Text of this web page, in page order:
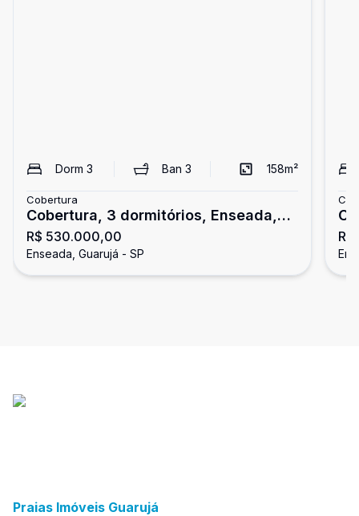
Dorm 3 Ban3 158m²
Cobertura
Cobertura, 3 dormitórios, Enseada,
Guarujá
R$ 530.000,00
Enseada, Guarujá - SP
Praias Imóveis Guarujá